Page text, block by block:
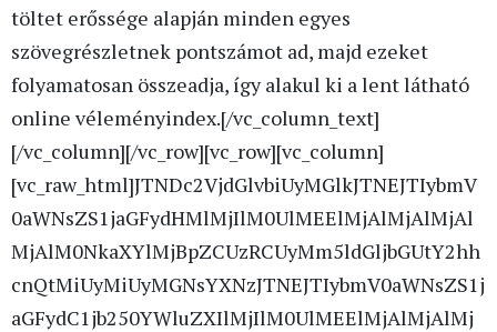
töltet erőssége alapján minden egyes
szövegrészletnek pontszámot ad, majd ezeket
folyamatosan összeadja, így alakul ki a lent látható
online véleményindex.[/vc_column_text]
[/vc_column][/vc_row][vc_row][vc_column]
[vc_raw_html]JTNDc2VjdGlvbiUyMGlkJTNEJTIybmV
0aWNsZS1jaGFydHMlMjIlM0UlMEElMjAlMjAlMjAl
MjAlM0NkaXYlMjBpZCUzRCUyMm5ldGljbGUtY2hh
cnQtMiUyMiUyMGNsYXNzJTNEJTIybmV0aWNsZS1j
aGFydC1jb250YWluZXIlMjIlM0UlMEElMjAlMjAlMj